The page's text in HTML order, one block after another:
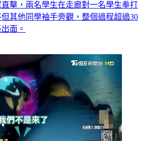
擊，兩名學生在走廊對一名學生拳打
其他同學袖手旁觀，整個過程超過30
面。